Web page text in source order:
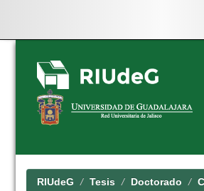
Skip
navigation
RIUdeG Tesis Doctorado